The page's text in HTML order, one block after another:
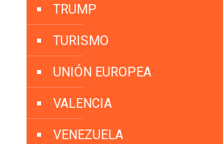
TRUMP
TURISMO
UNIÓN EUROPEA
VALENCIA
VENEZUELA